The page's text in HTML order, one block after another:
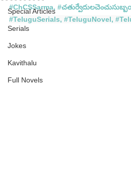
Special Articles
Serials
Jokes
Kavithalu
Full Novels
#ChCSSarma, #చత
#TeluguSerials, #TeluguNovel,